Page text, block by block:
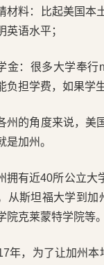
材料：比起美国本
英语水平；
金：很多大学奉行
负担学费，如果学
州的角度来说，美
是加州。
拥有近40所公立大
从斯坦福大学到
院克莱蒙特学院等
年，为了让加州